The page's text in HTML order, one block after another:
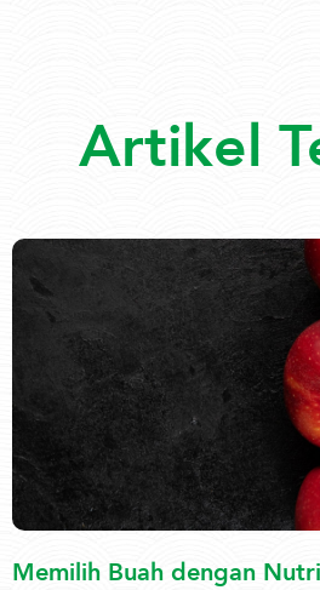
Artikel
Memilih Buah dengan